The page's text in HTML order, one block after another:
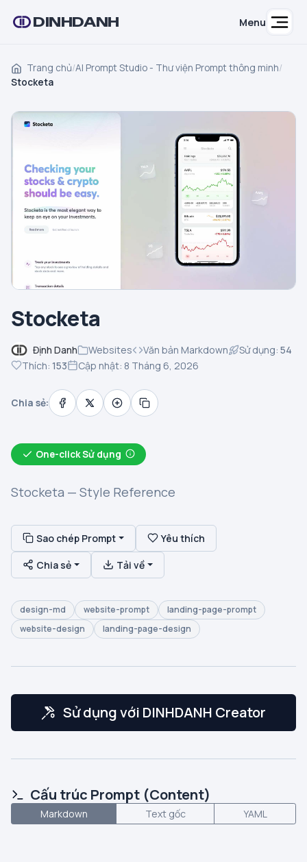
DINHDANH Menu
Trang chủ/AI Prompt Studio - Thư viện Prompt thông minh/
Stocketa
Stocketa
Định Danh Websites Văn bản Markdown Sử dụng: 54
Thích: 153 Cập nhật: 8 Tháng 6, 2026
Chia sẻ:
One-click Sử dụng
Stocketa — Style Reference
Sao chép Prompt Yêu thích
Chia sẻ Tải về
design-md website-prompt
landing-page-prompt
website-design
landing-page-design
Sử dụng với DINHDANH Creator
Cấu trúc Prompt (Content)
Markdown Text gốc YAML